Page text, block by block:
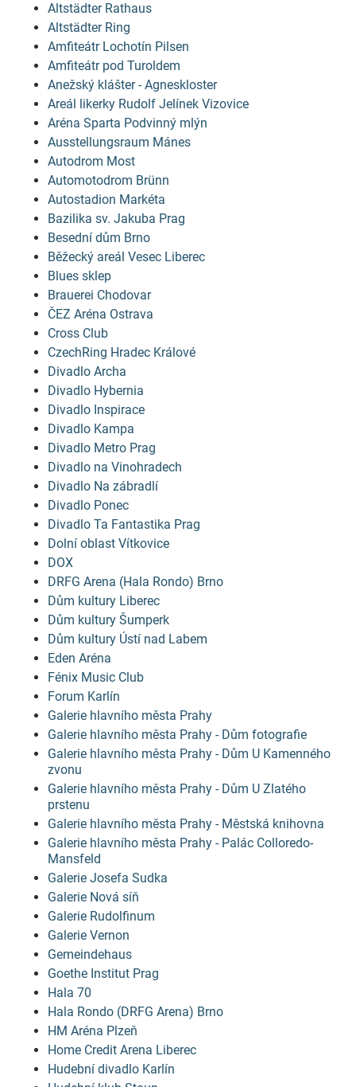
Altstädter Rathaus
Altstädter Ring
Amfiteátr Lochotín Pilsen
Amfiteátr pod Turoldem
Anežský klášter - Agneskloster
Areál likerky Rudolf Jelínek Vizovice
Aréna Sparta Podvinný mlýn
Ausstellungsraum Mánes
Autodrom Most
Automotodrom Brünn
Autostadion Markéta
Bazilika sv. Jakuba Prag
Besední dům Brno
Běžecký areál Vesec Liberec
Blues sklep
Brauerei Chodovar
ČEZ Aréna Ostrava
Cross Club
CzechRing Hradec Králové
Divadlo Archa
Divadlo Hybernia
Divadlo Inspirace
Divadlo Kampa
Divadlo Metro Prag
Divadlo na Vinohradech
Divadlo Na zábradlí
Divadlo Ponec
Divadlo Ta Fantastika Prag
Dolní oblast Vítkovice
DOX
DRFG Arena (Hala Rondo) Brno
Dům kultury Liberec
Dům kultury Šumperk
Dům kultury Ústí nad Labem
Eden Aréna
Fénix Music Club
Forum Karlín
Galerie hlavního města Prahy
Galerie hlavního města Prahy - Dům fotografie
Galerie hlavního města Prahy - Dům U Kamenného
zvonu
Galerie hlavního města Prahy - Dům U Zlatého
prstenu
Galerie hlavního města Prahy - Městská knihovna
Galerie hlavního města Prahy - Palác Colloredo-
Mansfeld
Galerie Josefa Sudka
Galerie Nová síň
Galerie Rudolfinum
Galerie Vernon
Gemeindehaus
Goethe Institut Prag
Hala 70
Hala Rondo (DRFG Arena) Brno
HM Aréna Plzeň
Home Credit Arena Liberec
Hudební divadlo Karlín